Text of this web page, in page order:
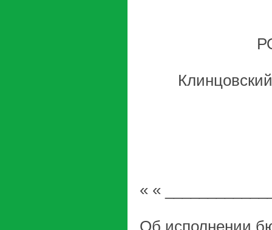
« «
Об исполнении